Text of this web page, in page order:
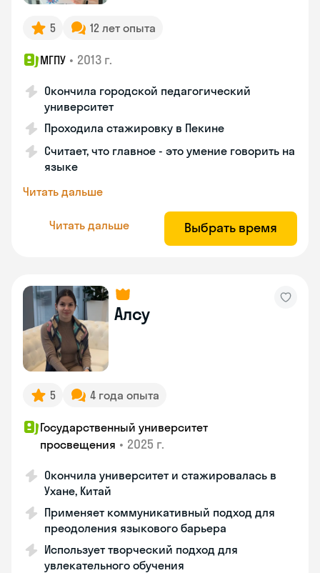
5 12 лет опыта
МГПУ • 2013 г.
Окончила городской педагогический
университет
Проходила стажировку в Пекине
Считает, что главное - это умение говорить на
языке
Читать дальше
Читать дальше Выбрать время
Алсу
5 4 года опыта
Государственный университет
просвещения • 2025 г.
Окончила университет и стажировалась в
Ухане, Китай
Применяет коммуникативный подход для
преодоления языкового барьера
Использует творческий подход для
увлекательного обучения